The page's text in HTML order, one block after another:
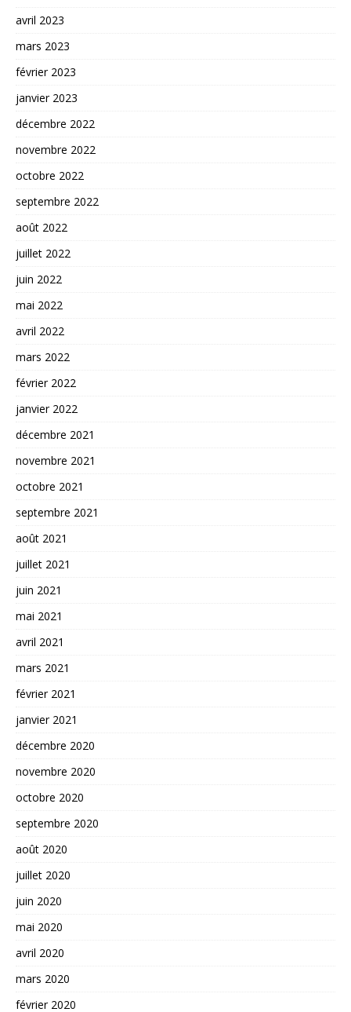
avril 2023
mars 2023
février 2023
janvier 2023
décembre 2022
novembre 2022
octobre 2022
septembre 2022
août 2022
juillet 2022
juin 2022
mai 2022
avril 2022
mars 2022
février 2022
janvier 2022
décembre 2021
novembre 2021
octobre 2021
septembre 2021
août 2021
juillet 2021
juin 2021
mai 2021
avril 2021
mars 2021
février 2021
janvier 2021
décembre 2020
novembre 2020
octobre 2020
septembre 2020
août 2020
juillet 2020
juin 2020
mai 2020
avril 2020
mars 2020
février 2020